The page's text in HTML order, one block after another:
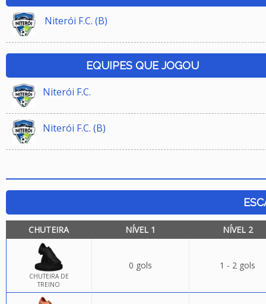
Niterói F.C. (B)
EQUIPES QUE JOGOU
Niterói F.C.
Niterói F.C. (B)
CHUTEIRA NÍVEL 1 NÍVEL 2
CHUTEIRA DE
TREINO
0 gols 1 - 2 gols